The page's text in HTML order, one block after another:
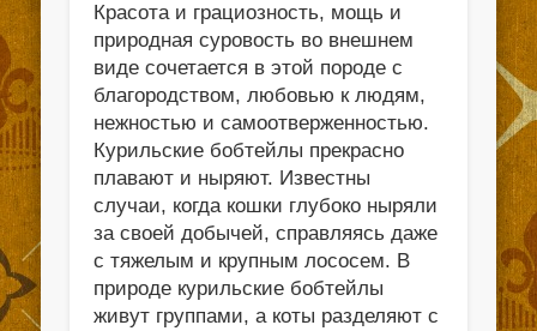
Красота и грациозность, мощь и
природная суровость во внешнем
виде сочетается в этой породе с
благородством, любовью к людям,
нежностью и самоотверженностью.
Курильские бобтейлы прекрасно
плавают и ныряют. Известны
случаи, когда кошки глубоко ныряли
за своей добычей, справляясь даже
с тяжелым и крупным лососем. В
природе курильские бобтейлы
живут группами, а коты разделяют с